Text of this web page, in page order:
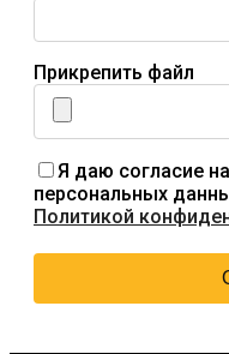
Прикрепить файл
Я даю согласие
персональных
Политикой